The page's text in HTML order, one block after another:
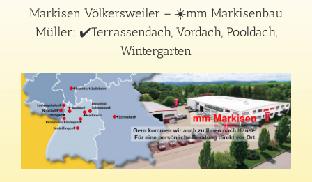
Markisen Völkersweiler – ☀️mm Markisenbau
Müller: ✔️Terrassendach, Vordach, Pooldach,
Wintergarten